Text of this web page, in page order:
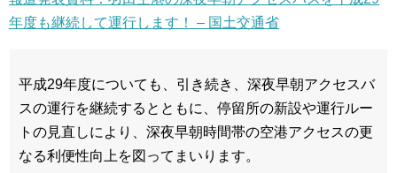
年度も継続して運行します！ – 国土交通省
平成29年度についても、引き続き、深夜早朝アクセスバ
スの運行を継続するとともに、停留所の新設や運行ルー
トの見直しにより、深夜早朝時間帯の空港アクセスの更
なる利便性向上を図ってまいります。